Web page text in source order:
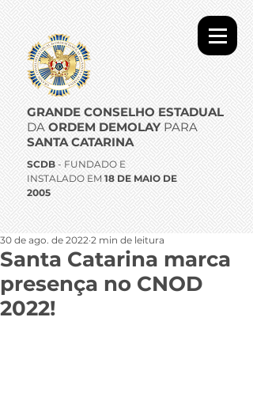
GRANDE CONSELHO ESTADUAL
DA ORDEM DEMOLAYPARA
SANTA CATARINA
SCDB - FUNDADO E
INSTALADO EM 18 DE MAIO DE
2005
Santa Catarina marca
presença no CNOD
2022!
30 de ago. de 2022 2 min de leitura